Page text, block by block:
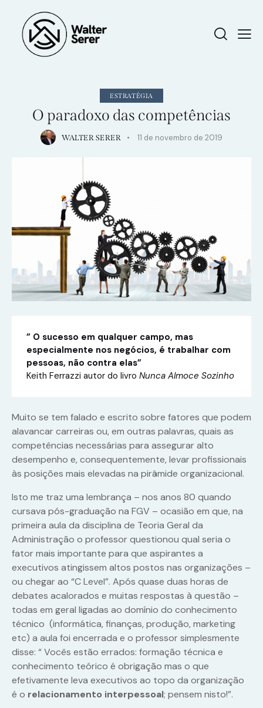
ESTRATÉGIA
O paradoxo das competências
WALTER SERER 11 de novembro de 2019
” O sucesso em qualquer campo, mas
especialmente nos negócios, é trabalhar com
pessoas, não contra elas”
Keith Ferrazzi autor do livro Nunca Almoce Sozinho
Muito se tem falado e escrito sobre fatores que podem
alavancar carreiras ou, em outras palavras, quais as
competências necessárias para assegurar alto
desempenho e, consequentemente, levar profissionais
às posições mais elevadas na pirâmide organizacional.
Isto me traz uma lembrança – nos anos 80 quando
cursava pós-graduação na FGV – ocasião em que, na
primeira aula da disciplina de Teoria Geral da
Administração o professor questionou qual seria o
fator mais importante para que aspirantes a
executivos atingissem altos postos nas organizações –
ou chegar ao “C Level”. Após quase duas horas de
debates acalorados e muitas respostas à questão –
todas em geral ligadas ao domínio do conhecimento
técnico (informática, finanças, produção, marketing
etc) a aula foi encerrada e o professor simplesmente
disse: “ Vocês estão errados: formação técnica e
conhecimento teórico é obrigação mas o que
efetivamente leva executivos ao topo da organização
é o relacionamento interpessoal; pensem nisto!”.